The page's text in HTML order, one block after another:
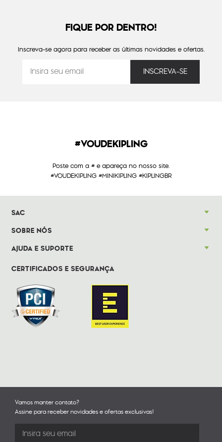
FIQUE POR DENTRO!
Inscreva-se agora para receber as últimas novidades e ofertas.
#VOUDEKIPLING
Poste com a # e apareça no nosso site.
#VOUDEKIPLING #MINIKIPLING #KIPLINGBR
SAC
SOBRE NÓS
AJUDA E SUPORTE
CERTIFICADOS E SEGURANÇA
Vamos manter contato?
Assine para receber novidades e ofertas exclusivas!